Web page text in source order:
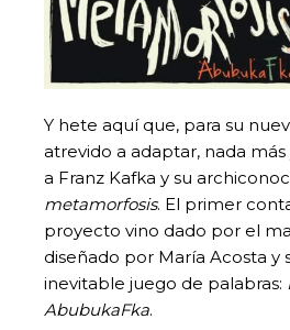
Y hete aquí que, para su
atrevido a adaptar, nada
a Franz Kafka y su
metamorfosis. El primer
proyecto vino dado por el
diseñado por María Acosta y
inevitable juego de palabras:
AbubukaFka.